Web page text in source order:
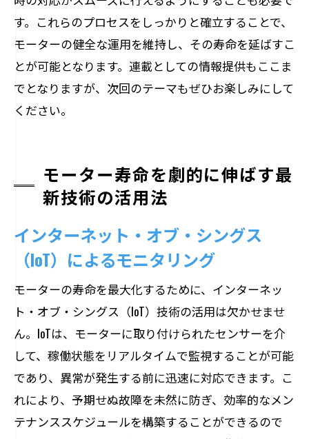
す。これらのプロセスをしっかりと確立することで、
モーターの健全な運用を維持し、その寿命を延ばすこ
とが可能となります。連載としての情報提供もここま
でとなりますが、次回のテーマもぜひお楽しみにして
ください。
モーター寿命を劇的に伸ばす最
新技術の活用法
インターネット・オブ・シングス
（IoT）によるモニタリング
モーターの寿命を最大化するために、インターネッ
ト・オブ・シングス（IoT）技術の活用は欠かせませ
ん。IoTは、モーターに取り付けられたセンサーを介
して、稼働状態をリアルタイムで監視することが可能
であり、異常が発生する前に迅速に対応できます。こ
れにより、予期せぬ故障を未然に防ぎ、効率的なメン
テナンススケジュールを構築することができるので